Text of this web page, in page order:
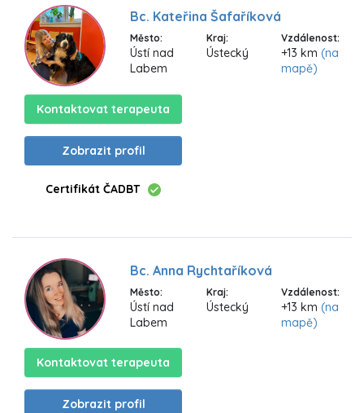
Bc. Kateřina Šafaříková
Město:
Ústí nad
Labem
Kraj:
Ústecký
Vzdálenost:
+13 km (na
mapě)
Kontaktovat terapeuta
Zobrazit profil
Certifikát ČADBT
Bc. Anna Rychtaříková
Město:
Ústí nad
Labem
Kraj:
Ústecký
Vzdálenost:
+13 km (na
mapě)
Kontaktovat terapeuta
Zobrazit profil